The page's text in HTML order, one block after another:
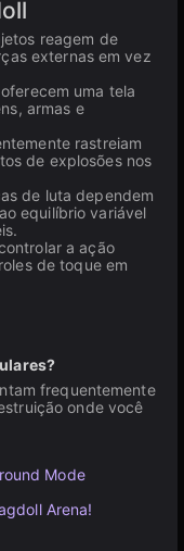
reagem de
externas em vez
uma tela
armas e
rastreiam
de explosões nos
de luta dependem
equilíbrio variável
a ação
de toque em
frequentemente
onde você
Mode
Arena!